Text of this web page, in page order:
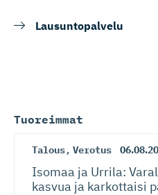
Lausuntopalvelu
Tuoreimmat
Talous, Verotus
Isomaa ja Urrila:
kasvua ja karkottaisi